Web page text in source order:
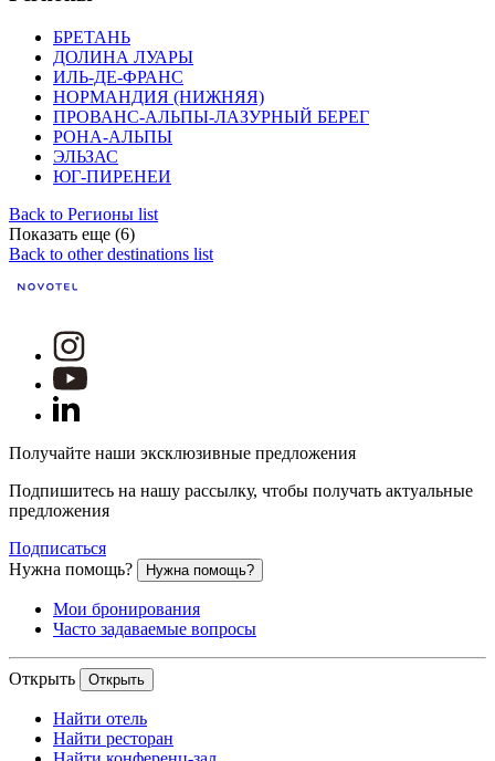
БРЕТАНЬ
ДОЛИНА ЛУАРЫ
ИЛЬ-ДЕ-ФРАНС
НОРМАНДИЯ (НИЖНЯЯ)
ПРОВАНС-АЛЬПЫ-ЛАЗУРНЫЙ БЕРЕГ
РОНА-АЛЬПЫ
ЭЛЬЗАС
ЮГ-ПИРЕНЕИ
Back to Регионы list
Показать еще (6)
Back to other destinations list
Получайте наши эксклюзивные предложения
Подпишитесь на нашу рассылку, чтобы получать актуальные
предложения
Подписаться
Нужна помощь?
Нужна помощь?
Мои бронирования
Часто задаваемые вопросы
Открыть Открыть
Найти отель
Найти ресторан